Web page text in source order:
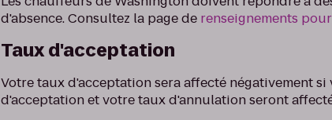
d'absence. Consultez la page de renseignements
Taux d'acceptation
Votre taux d'acceptation sera affecté négativement
d'acceptation et votre taux d'annulation seront